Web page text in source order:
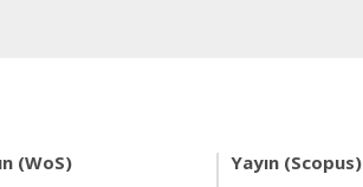
(WoS) Yayın (Scopus)